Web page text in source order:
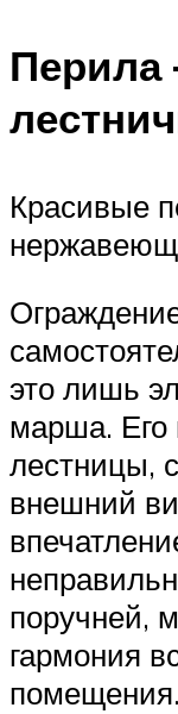
Красивые
это лишь
марша. Его
лестницы,
внешний
поручней,
гармония
помещения.